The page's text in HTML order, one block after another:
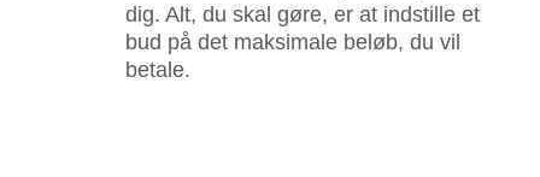
dig. Alt, du skal gøre, er at indstille et
bud på det maksimale beløb, du vil
betale.